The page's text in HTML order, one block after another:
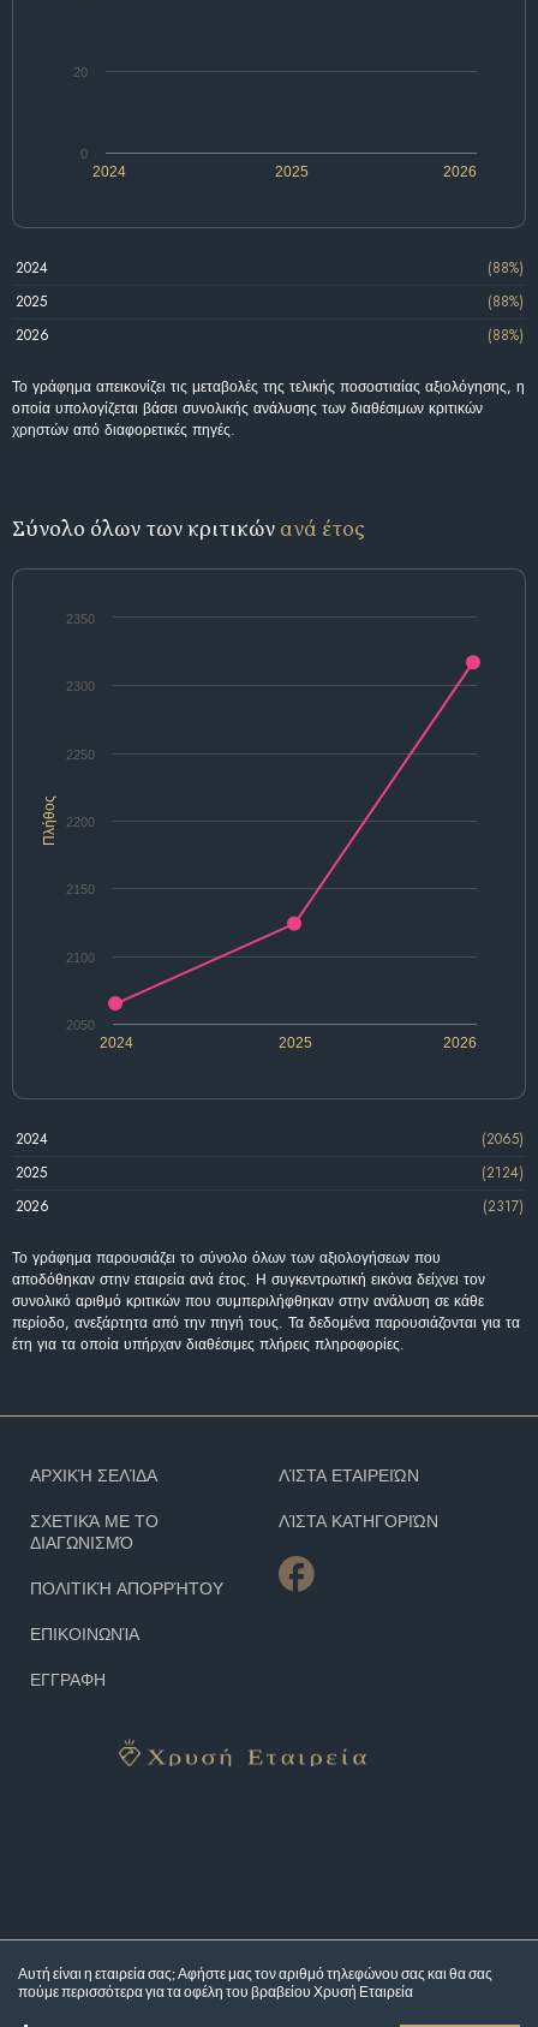
2024 2025 2026
0
20
2024
(88%)
2025
(88%)
2026
(88%)
Το γράφημα απεικονίζει τις μεταβολές της τελικής ποσοστιαίας αξιολόγησης, η
οποία υπολογίζεται βάσει συνολικής ανάλυσης των διαθέσιμων κριτικών
χρηστών από διαφορετικές πηγές.
Σύνολο όλων των κριτικών ανά έτος
Πλήθος
2024 2026
2025
2050
2100
2150
2200
2250
2300
2350
2024
(2065)
2025
(2124)
2026
(2317)
Το γράφημα παρουσιάζει το σύνολο όλων των αξιολογήσεων που
αποδόθηκαν στην εταιρεία ανά έτος. Η συγκεντρωτική εικόνα δείχνει τον
συνολικό αριθμό κριτικών που συμπεριλήφθηκαν στην ανάλυση σε κάθε
περίοδο, ανεξάρτητα από την πηγή τους. Τα δεδομένα παρουσιάζονται για τα
έτη για τα οποία υπήρχαν διαθέσιμες πλήρεις πληροφορίες.
Αυτή είναι η εταιρεία σας; Αφήστε μας τον αριθμό τηλεφώνου σας και θα σας
πούμε περισσότερα για ταοφέλη του βραβείου Χρυσή Εταιρεία
ΑΡΧΙΚΉ ΣΕΛΊΔΑ
ΣΧΕΤΙΚΆ ΜΕ ΤΟ
ΔΙΑΓΩΝΙΣΜΌ
ΠΟΛΙΤΙΚΉ ΑΠΟΡΡΉΤΟΥ
ΕΠΙΚΟΙΝΩΝΊΑ
ΕΓΓΡΑΦΗ
ΛΊΣΤΑ ΕΤΑΙΡΕΙΏΝ
ΛΊΣΤΑ ΚΑΤΗΓΟΡΙΏΝ